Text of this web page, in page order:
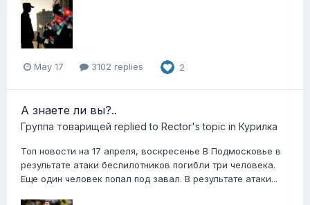
May 17 3102 replies 2
А знаете ли вы?..
Группа товарищей replied to Rector's topic in Курилка
Топ новости на 17 апреля, воскресенье В Подмосковье в
результате атаки беспилотников погибли три человека.
Еще один человек попал под завал. В результате атаки...